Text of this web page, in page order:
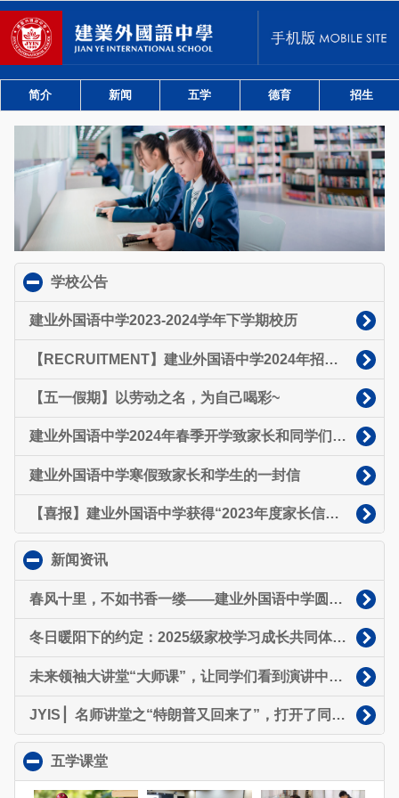
简介 新闻 五学 德育 招生
学校公告
建业外国语中学2023-2024学年下学期校历
【RECRUITMENT】建业外国语中学2024年招聘启事
【五一假期】以劳动之名，为自己喝彩~
建业外国语中学2024年春季开学致家长和同学们的一封信
建业外国语中学寒假致家长和学生的一封信
【喜报】建业外国语中学获得“2023年度家长信赖中小学”荣誉称号
新闻资讯
春风十里，不如书香一缕——建业外国语中学圆满举办省级阅读进校园诵读活动
冬日暖阳下的约定：2025级家校学习成长共同体（家委会）正式启航
未来领袖大讲堂“大师课”，让同学们看到演讲中那个发光的自己~
JYIS ▏名师讲堂之“特朗普又回来了”，打开了同学们的“国际视野”～
五学课堂